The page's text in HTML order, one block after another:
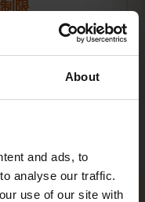
About
and ads, to
analyse our traffic.
use of our site with
限
やアプリの設定、使い方